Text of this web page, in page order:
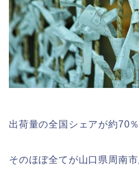
出荷量の全国シェアが約70％
そのほぼ全てが山口県周南